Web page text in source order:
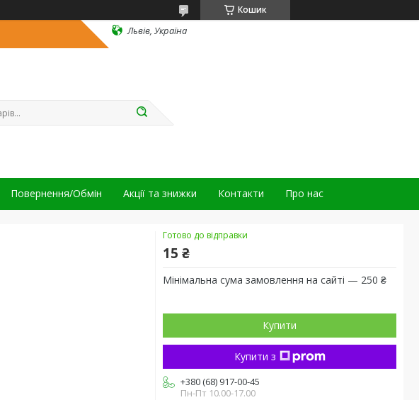
Кошик
Львів, Україна
Повернення/Обмін Акції та знижки Контакти Про нас
Готово до відправки
15 ₴
Мінімальна сума замовлення на сайті — 250 ₴
Купити
Купити з
+380 (68) 917-00-45
Пн-Пт 10.00-17.00